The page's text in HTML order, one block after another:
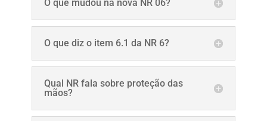
O que mudou na nova NR 06?
O que diz o item 6.1 da NR 6?
Qual NR fala sobre proteção das
mãos?